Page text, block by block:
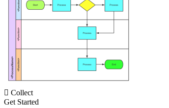
 Collect
Get Started